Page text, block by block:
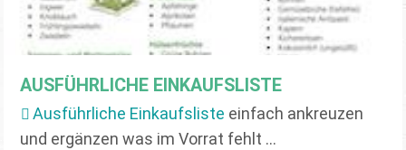
AUSFÜHRLICHE EINKAUFSLISTE
Ausführliche Einkaufsliste einfach ankreuzen
und ergänzen was im Vorrat fehlt ...